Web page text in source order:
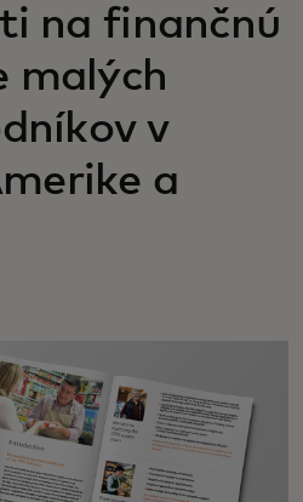
na finančnú
malých
v
a